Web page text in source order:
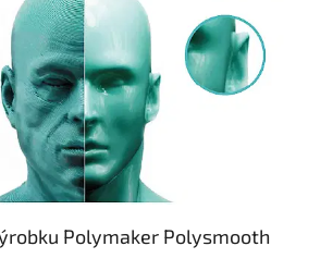
Polymaker Polysmooth